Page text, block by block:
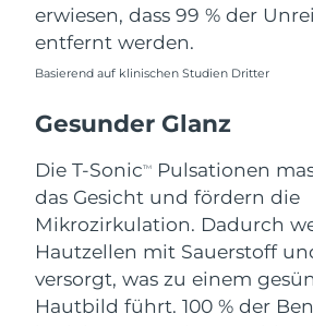
erwiesen, dass 99 % der
entfernt werden.
Basierend auf klinischen Studien Dritter
Gesunder Glanz
Die T-SonicTM
Pulsationen
das Gesicht und fördern die
Mikrozirkulation. Dadurch
Hautzellen mit Sauerstoff
versorgt, was zu einem
Hautbild führt. 100 % der
Monaco
Niederlande
Norwegen
Oman